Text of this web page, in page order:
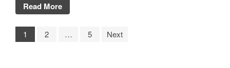
Read More
1 2 … 5 Next